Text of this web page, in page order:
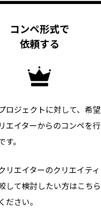
コンペ形式で
依頼する
ロジェクトに対して、希望
エイターからのコンペを行
す。
リエイターのクリエイティ
して検討したい方はこちら
ださい。